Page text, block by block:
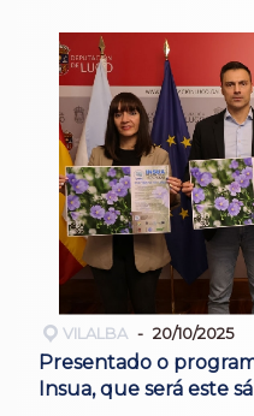
VILALBA 20/10/2025
Presentado o
Insua, que será este